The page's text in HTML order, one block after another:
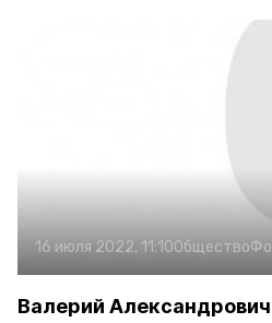
16 июля 2022, 11:10Общество
Валерий